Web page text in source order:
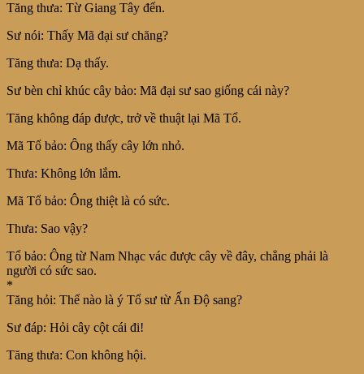
Tăng thưa: Từ Giang Tây đến.
Sư nói: Thấy Mã đại sư chăng?
Tăng thưa: Dạ thấy.
Sư bèn chỉ khúc cây bảo: Mã đại sư sao giống cái này?
Tăng không đáp được, trở về thuật lại Mã Tổ.
Mã Tổ bảo: Ông thấy cây lớn nhỏ.
Thưa: Không lớn lắm.
Mã Tổ bảo: Ông thiệt là có sức.
Thưa: Sao vậy?
Tổ bảo: Ông từ Nam Nhạc vác được cây về đây, chẳng phải là
người có sức sao.
*
Tăng hỏi: Thế nào là ý Tổ sư từ Ấn Độ sang?
Sư đáp: Hỏi cây cột cái đi!
Tăng thưa: Con không hội.